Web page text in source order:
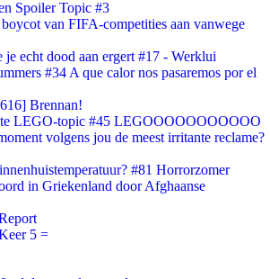
Spoiler Topic #3
van FIFA-competities aan vanwege
je echt dood aan ergert #17 - Werklui
#34 A que calor nos pasaremos por el
Brennan!
LEGO-topic #45 LEGOOOOOOOOOOO
volgens jou de meest irritante reclame?
#81 Horrorzomer
in Griekenland door Afghaanse
5 =